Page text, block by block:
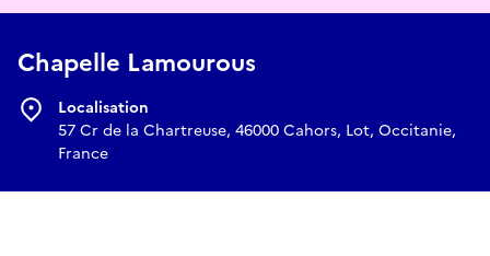
Chapelle Lamourous
Localisation
57 Cr de la Chartreuse, 46000 Cahors, Lot, Occitanie,
France